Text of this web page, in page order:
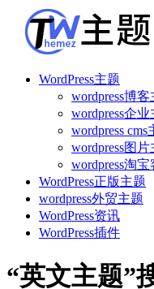
WordPress主题
wordpress博客
wordpress企业
wordpress cms
wordpress图片
wordpress淘
WordPress正版主题
wordpress外贸主题
WordPress资讯
WordPress插件
“英文主题”